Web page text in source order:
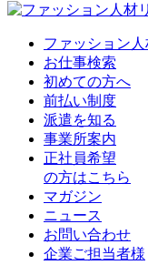
ファッション
お仕事検索
初めての方へ
前払い制度
派遣を知る
事業所案内
正社員希望
の方はこちら
マガジン
ニュース
お問い合わせ
企業ご担当者様